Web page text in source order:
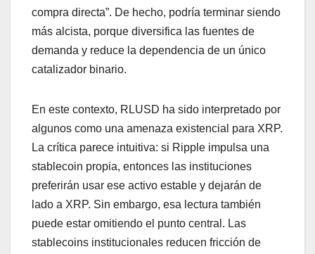
compra directa”. De hecho, podría terminar siendo
más alcista, porque diversifica las fuentes de
demanda y reduce la dependencia de un único
catalizador binario.
En este contexto, RLUSD ha sido interpretado por
algunos como una amenaza existencial para XRP.
La crítica parece intuitiva: si Ripple impulsa una
stablecoin propia, entonces las instituciones
preferirán usar ese activo estable y dejarán de
lado a XRP. Sin embargo, esa lectura también
puede estar omitiendo el punto central. Las
stablecoins institucionales reducen fricción de